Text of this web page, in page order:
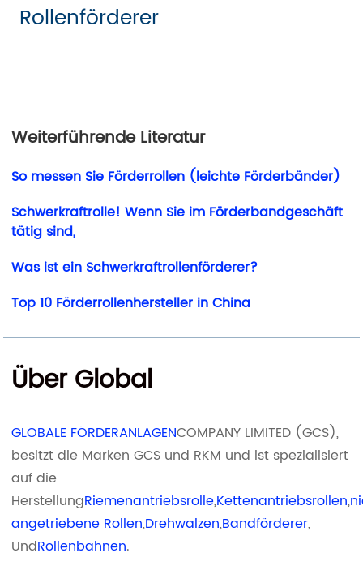
Rollenförderer
Weiterführende Literatur
So messen Sie Förderrollen (leichte Förderbänder)
Schwerkraftrolle! Wenn Sie im Förderbandgeschäft
tätig sind,
Was ist ein Schwerkraftrollenförderer?
Top 10 Förderrollenhersteller in China
Über Global
GLOBALE FÖRDERANLAGENCOMPANY LIMITED (GCS),
besitzt die Marken GCS und RKM und ist spezialisiert
auf die
HerstellungRiemenantriebsrolle,Kettenantriebsrollen,
angetriebene Rollen,Drehwalzen,Bandförderer,
UndRollenbahnen.